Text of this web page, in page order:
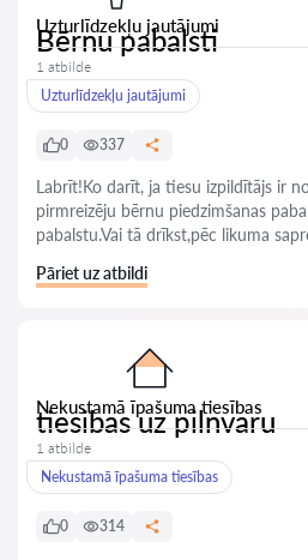
Uzturlīdzekļu jautājumi
Bērnu pabalsti
1 atbilde
Uzturlīdzekļu jautājumi
0 337
Labrīt!Ko darīt, ja tiesu izpildītājs ir
pirmreizēju bērnu piedzimšanas
pabalstu.Vai tā drīkst,pēc likuma
Pāriet uz atbildi
Nekustamā īpašuma tiesības
tiesibas uz pilnvaru
1 atbilde
Nekustamā īpašuma tiesības
0 314